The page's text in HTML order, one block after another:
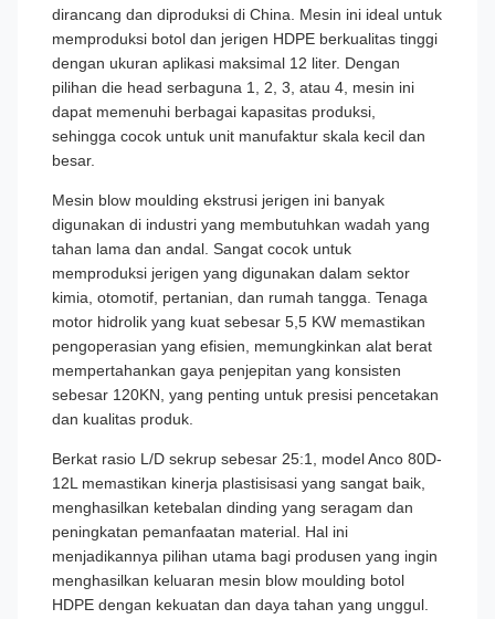
dirancang dan diproduksi di China. Mesin ini ideal untuk
memproduksi botol dan jerigen HDPE berkualitas tinggi
dengan ukuran aplikasi maksimal 12 liter. Dengan
pilihan die head serbaguna 1, 2, 3, atau 4, mesin ini
dapat memenuhi berbagai kapasitas produksi,
sehingga cocok untuk unit manufaktur skala kecil dan
besar.
Mesin blow moulding ekstrusi jerigen ini banyak
digunakan di industri yang membutuhkan wadah yang
tahan lama dan andal. Sangat cocok untuk
memproduksi jerigen yang digunakan dalam sektor
kimia, otomotif, pertanian, dan rumah tangga. Tenaga
motor hidrolik yang kuat sebesar 5,5 KW memastikan
pengoperasian yang efisien, memungkinkan alat berat
mempertahankan gaya penjepitan yang konsisten
sebesar 120KN, yang penting untuk presisi pencetakan
dan kualitas produk.
Berkat rasio L/D sekrup sebesar 25:1, model Anco 80D-
12L memastikan kinerja plastisisasi yang sangat baik,
menghasilkan ketebalan dinding yang seragam dan
peningkatan pemanfaatan material. Hal ini
menjadikannya pilihan utama bagi produsen yang ingin
menghasilkan keluaran mesin blow moulding botol
HDPE dengan kekuatan dan daya tahan yang unggul.